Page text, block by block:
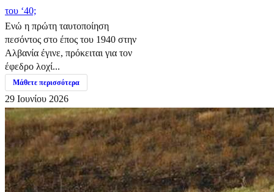
του ‘40;
Ενώ η πρώτη ταυτοποίηση
πεσόντος στο έπος του 1940 στην
Αλβανία έγινε, πρόκειται για τον
έφεδρο λοχί...
Μάθετε περισσότερα
29 Ιουνίου 2026